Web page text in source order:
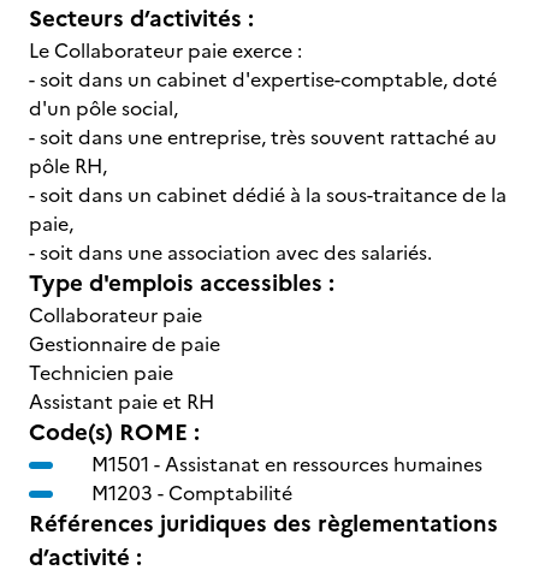
Secteurs d’activités :
Le Collaborateur paie exerce :
- soit dans un cabinet d'expertise-comptable, doté
d'un pôle social,
- soit dans une entreprise, très souvent rattaché au
pôle RH,
- soit dans un cabinet dédié à la sous-traitance de la
paie,
- soit dans une association avec des salariés.
Type d'emplois accessibles :
Collaborateur paie
Gestionnaire de paie
Technicien paie
Assistant paie et RH
Code(s) ROME :
M1501 -Assistanat en ressources humaines
M1203 -Comptabilité
Références juridiques des règlementations
d’activité :